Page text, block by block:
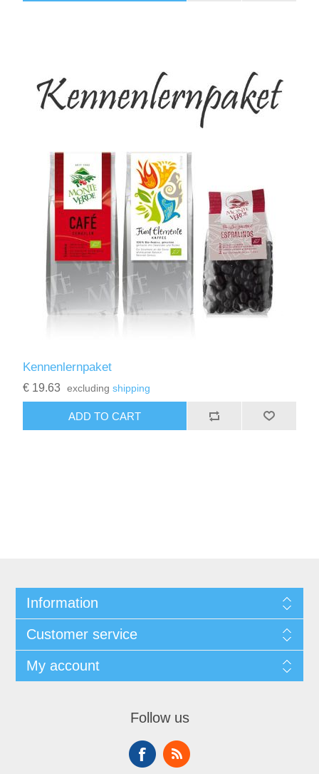
Kennenlernpaket
€ 19.63 excludingshipping
ADD TO CART
Information
Customer service
My account
Follow us